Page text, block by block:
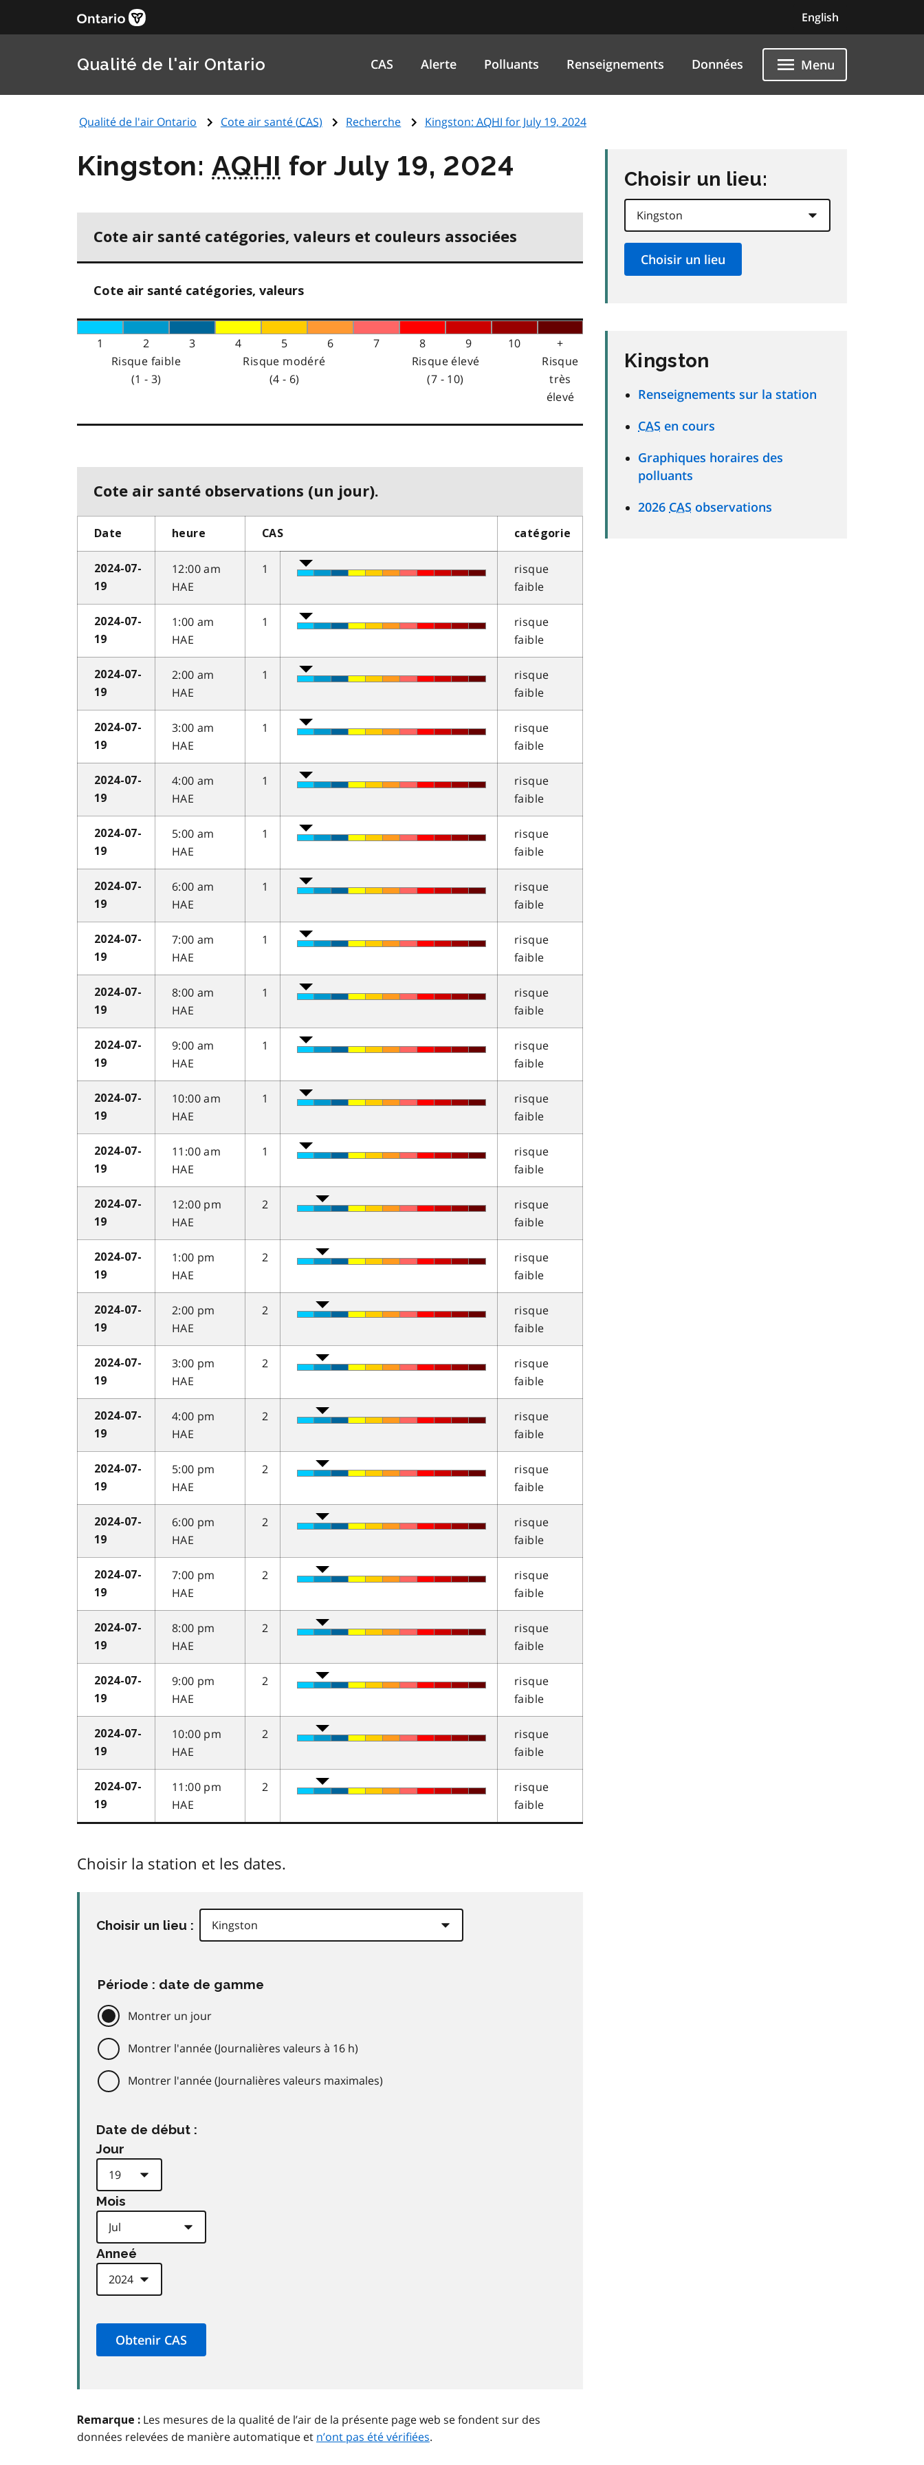
English
Qualité de l'air Ontario CAS Alerte Polluants Renseignements Données Menu
Qualité de l'air Ontario Cote air santé (CAS) Recherche Kingston: AQHI for July 19, 2024
Kingston:AQHI for July 19, 2024
Cote air santé catégories, valeurs et couleurs associées
Cote air santé catégories, valeurs
1 2 3 4 5 6 7 8 9 10
+
Risque faible
(1 - 3)
Risque modéré
(4 - 6)
Risque élevé
(7 - 10)
Risque
très
élevé
Cote air santé observations (un jour).
Date heure CAS catégorie
2024-07-
19
12:00 am
HAE
1
risque
faible
2024-07-
19
1:00 am
HAE
1
risque
faible
2024-07-
19
2:00 am
HAE
1
risque
faible
2024-07-
19
3:00 am
HAE
1
risque
faible
2024-07-
19
4:00 am
HAE
1
risque
faible
2024-07-
19
5:00 am
HAE
1
risque
faible
2024-07-
19
6:00 am
HAE
1
risque
faible
2024-07-
19
7:00 am
HAE
1
risque
faible
2024-07-
19
8:00 am
HAE
1
risque
faible
2024-07-
19
9:00 am
HAE
1
risque
faible
2024-07-
19
10:00 am
HAE
1
risque
faible
2024-07-
19
11:00 am
HAE
1
risque
faible
2024-07-
19
12:00 pm
HAE
2
risque
faible
2024-07-
19
1:00 pm
HAE
2
risque
faible
2024-07-
19
2:00 pm
HAE
2
risque
faible
2024-07-
19
3:00 pm
HAE
2
risque
faible
2024-07-
19
4:00 pm
HAE
2
risque
faible
2024-07-
19
5:00 pm
HAE
2
risque
faible
2024-07-
19
6:00 pm
HAE
2
risque
faible
2024-07-
19
7:00 pm
HAE
2
risque
faible
2024-07-
19
8:00 pm
HAE
2
risque
faible
2024-07-
19
9:00 pm
HAE
2
risque
faible
2024-07-
19
10:00 pm
HAE
2
risque
faible
2024-07-
19
11:00 pm
HAE
2
risque
faible
Choisir la station et les dates.
Choisir un lieu :
Période : date de gamme
Montrer un jour
Montrer l'année (Journalières valeurs à 16 h)
Montrer l'année (Journalières valeurs maximales)
Date de début :
Jour
Mois
Anneé
Remarque : Les mesures de la qualité de l’air de la présente page web se fondent sur des
données relevées de manière automatique et n’ont pas été vérifiées.
Choisir un lieu:
Kingston
Renseignements sur la station
CAS en cours
Graphiques horaires des
polluants
2026 CAS observations